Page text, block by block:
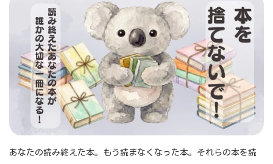
あなたの読み終えた本。もう読まなくなった本。それらの本を読